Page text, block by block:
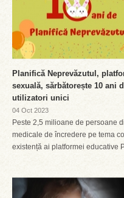
Planifică Neprevăzutul,
sexuală, sărbătorește 10 ani
utilizatori unici
04 Oct 2023
Peste 2,5 milioane de persoane
medicale de încredere pe tema
existență ai platformei educative